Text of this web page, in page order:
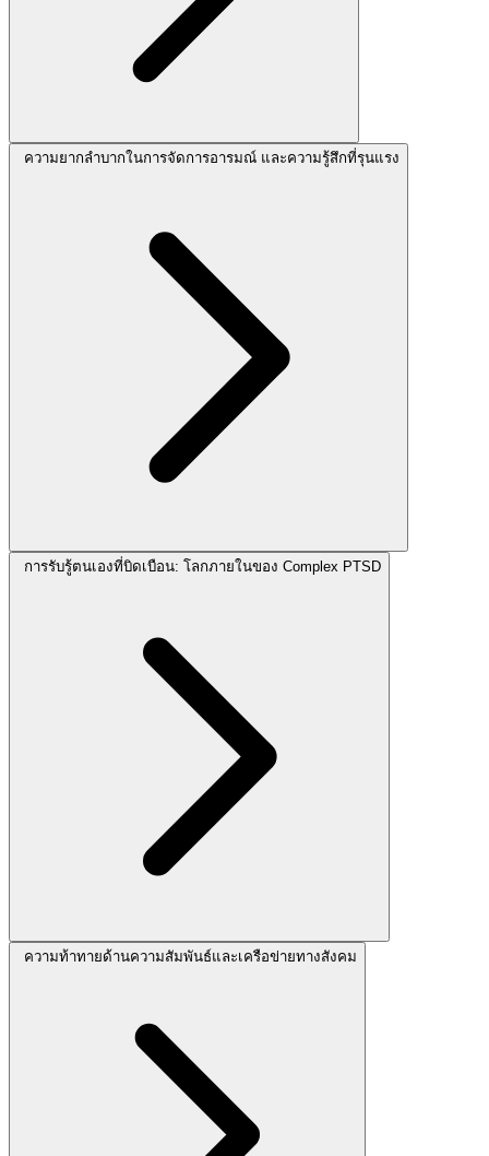
ความยากลำบากในการจัดการอารมณ์ และความรู้สึกที่รุนแรง
การรับรู้ตนเองที่บิดเบือน: โลกภายในของ Complex PTSD
ความท้าทายด้านความสัมพันธ์และเครือข่ายทางสังคม